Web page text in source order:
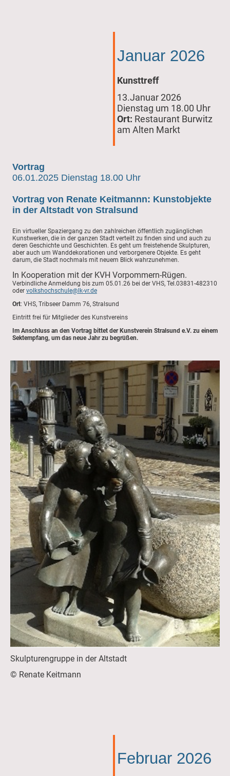
Januar 2026
Kunsttreff
13.Januar 2026
Dienstag um 18.00 Uhr
Ort: Restaurant Burwitz
am Alten Markt
Vortrag
06.01.2025 Dienstag 18.00 Uhr
Vortrag von Renate Keitmannn: Kunstobjekte
in der Altstadt von Stralsund
Ein virtueller Spaziergang zu den zahlreichen öffentlich zugänglichen
Kunstwerken, die in der ganzen Stadt verteilt zu finden sind und auch zu
deren Geschichte und Geschichten. Es geht um freistehende Skulpturen,
aber auch um Wanddekorationen und verborgenere Objekte. Es geht
darum, die Stadt nochmals mit neuem Blick wahrzunehmen.
In Kooperation mit der KVH Vorpommern-Rügen.
Verbindliche Anmeldung bis zum 05.01.26 bei der VHS, Tel.03831-482310
oder volkshochschule@lk-vr.de
Ort: VHS, Tribseer Damm 76, Stralsund
Eintritt frei für Mitglieder des Kunstvereins
Im Anschluss an den Vortrag bittet der Kunstverein Stralsund e.V. zu einem
Sektempfang, um das neue Jahr zu begrüßen.
Skulpturengruppe in der Altstadt
© Renate Keitmann
Februar 2026